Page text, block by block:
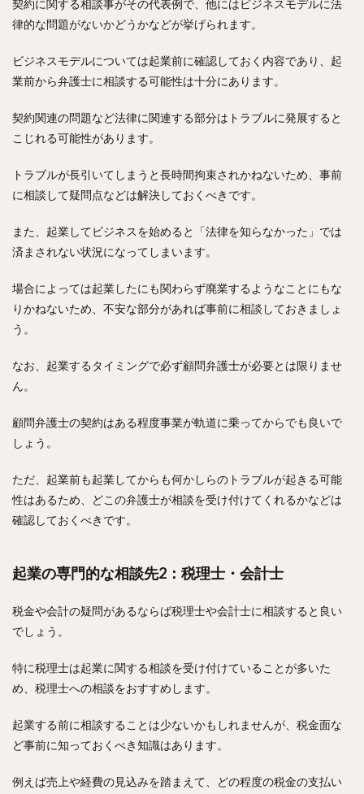
契約に関する相談事がその代表例で、他にはビジネスモデルに法
律的な問題がないかどうかなどが挙げられます。
ビジネスモデルについては起業前に確認しておく内容であり、起
業前から弁護士に相談する可能性は十分にあります。
契約関連の問題など法律に関連する部分はトラブルに発展すると
こじれる可能性があります。
トラブルが長引いてしまうと長時間拘束されかねないため、事前
に相談して疑問点などは解決しておくべきです。
また、起業してビジネスを始めると「法律を知らなかった」では
済まされない状況になってしまいます。
場合によっては起業したにも関わらず廃業するようなことにもな
りかねないため、不安な部分があれば事前に相談しておきましょ
う。
なお、起業するタイミングで必ず顧問弁護士が必要とは限りませ
ん。
顧問弁護士の契約はある程度事業が軌道に乗ってからでも良いで
しょう。
ただ、起業前も起業してからも何かしらのトラブルが起きる可能
性はあるため、どこの弁護士が相談を受け付けてくれるかなどは
確認しておくべきです。
起業の専門的な相談先2：税理士・会計士
税金や会計の疑問があるならば税理士や会計士に相談すると良い
でしょう。
特に税理士は起業に関する相談を受け付けていることが多いた
め、税理士への相談をおすすめします。
起業する前に相談することは少ないかもしれませんが、税金面な
ど事前に知っておくべき知識はあります。
例えば売上や経費の見込みを踏まえて、どの程度の税金の支払い